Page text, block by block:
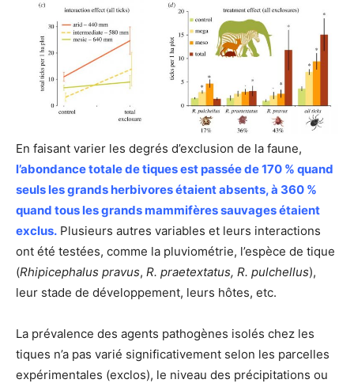
En faisant varier les degrés d’exclusion de la faune,
l’abondance totale de tiques est passée de 170 % quand
seuls les grands herbivores étaient absents, à 360 %
quand tous les grands mammifères sauvages étaient
exclus. Plusieurs autres variables et leurs interactions
ont été testées, comme la pluviométrie, l’espèce de tique
(Rhipicephalus pravus, R. praetextatus, R. pulchellus),
leur stade de développement, leurs hôtes, etc.
La prévalence des agents pathogènes isolés chez les
tiques n’a pas varié significativement selon les parcelles
expérimentales (exclos), le niveau des précipitations ou